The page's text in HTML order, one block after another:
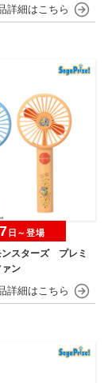
ンスターズ プレミ
ン
日～登場